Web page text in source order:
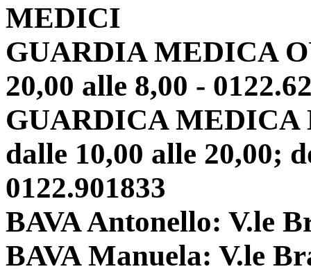
MEDICI
GUARDIA MEDICA
20,00 alle 8,00 -
GUARDICA MEDICA
dalle 10,00 alle 20,00;
0122.901833
BAVA Antonello: V.le
BAVA Manuela: V.le